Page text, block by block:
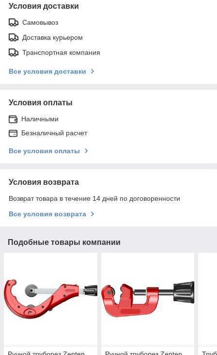
Условия доставки
Самовывоз
Доставка курьером
Транспортная компания
Все условия доставки
Условия оплаты
Наличными
Безналичный расчет
Все условия оплаты
Условия возврата
Возврат товара в течение 14 дней по договоренности
Все условия возврата
Подобные товары компании